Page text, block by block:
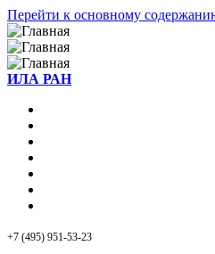
Перейти к основному
ИЛА РАН
+7 (495) 951-53-23